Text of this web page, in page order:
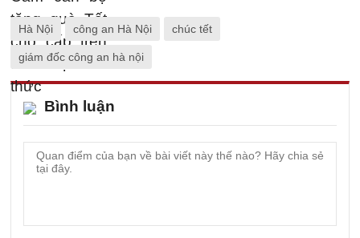
Hà Nội công an Hà Nội chúc tết
giám đốc công an hà nội
Bình luận